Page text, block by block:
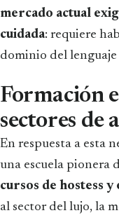
mercado actual
cuidada: requiere
dominio del lenguaje
Formación
sectores de
En respuesta a esta
una escuela pionera
cursos de hostess y
al sector del lujo, la